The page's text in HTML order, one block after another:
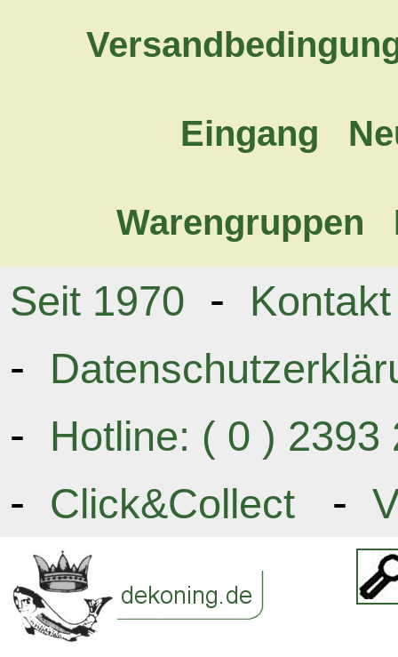
Eingang
Warengruppen
Seit 1970 - Kontakt
-
- Hotline: ( 0 )
- Click&Collect -